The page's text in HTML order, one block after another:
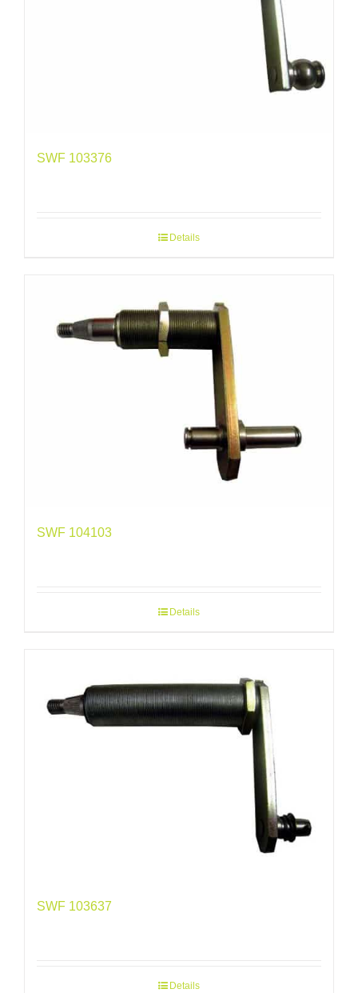
SWF 103376
Details
SWF 104103
Details
SWF 103637
Details